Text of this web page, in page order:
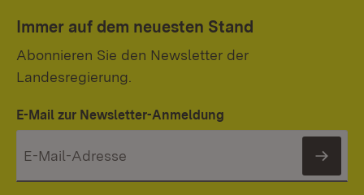
Immer auf dem neuesten Stand
Abonnieren Sie den Newsletter der
Landesregierung.
E-Mail zur Newsletter-Anmeldung